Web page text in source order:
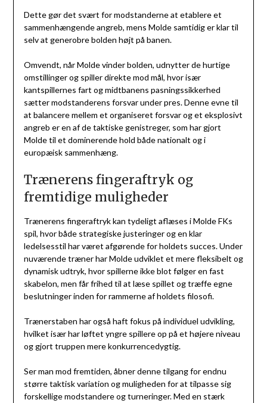
Dette gør det svært for modstanderne at etablere et
sammenhængende angreb, mens Molde samtidig er klar til
selv at generobre bolden højt på banen.
Omvendt, når Molde vinder bolden, udnytter de hurtige
omstillinger og spiller direkte mod mål, hvor især
kantspillernes fart og midtbanens pasningssikkerhed
sætter modstanderens forsvar under pres. Denne evne til
at balancere mellem et organiseret forsvar og et eksplosivt
angreb er en af de taktiske genistreger, som har gjort
Molde til et dominerende hold både nationalt og i
europæisk sammenhæng.
Trænerens fingeraftryk og
fremtidige muligheder
Trænerens fingeraftryk kan tydeligt aflæses i Molde FKs
spil, hvor både strategiske justeringer og en klar
ledelsesstil har været afgørende for holdets succes. Under
nuværende træner har Molde udviklet et mere fleksibelt og
dynamisk udtryk, hvor spillerne ikke blot følger en fast
skabelon, men får frihed til at læse spillet og træffe egne
beslutninger inden for rammerne af holdets filosofi.
Trænerstaben har også haft fokus på individuel udvikling,
hvilket især har løftet yngre spillere op på et højere niveau
og gjort truppen mere konkurrencedygtig.
Ser man mod fremtiden, åbner denne tilgang for endnu
større taktisk variation og muligheden for at tilpasse sig
forskellige modstandere og turneringer. Med en stærk